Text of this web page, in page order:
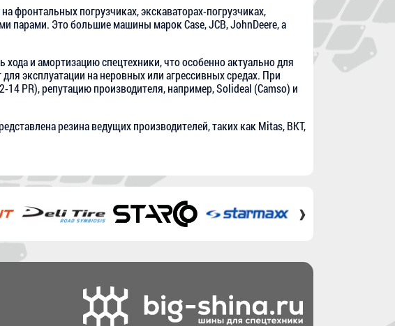
фронтальных погрузчиках, экскаваторах-погрузчиках,
парами. Это большие машины марок Case, JCB, JohnDeere, а
и амортизацию спецтехники, что особенно актуально для
эксплуатации на неровных или агрессивных средах. При
PR), репутацию производителя, например, Solideal (Camso) и
резина ведущих производителей, таких как Mitas, BKT,
›